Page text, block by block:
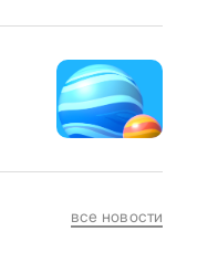
все новости